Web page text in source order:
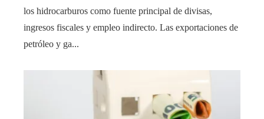
los hidrocarburos como fuente principal de divisas,
ingresos fiscales y empleo indirecto. Las exportaciones de
petróleo y ga...